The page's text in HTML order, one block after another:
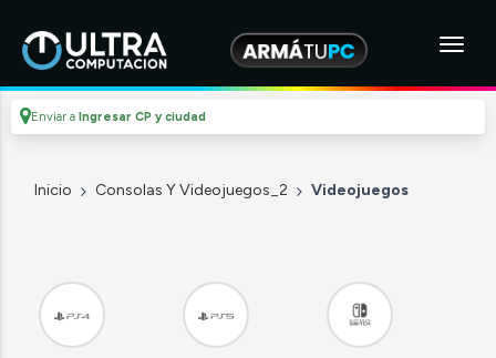
Enviar a Ingresar CP y ciudad
Inicio Consolas Y Videojuegos_2 Videojuegos